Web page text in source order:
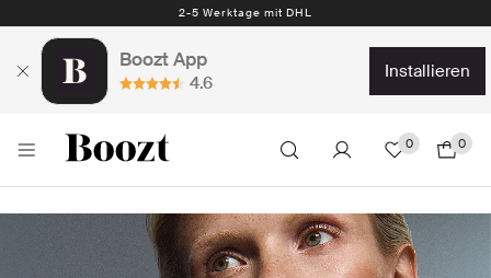
2-5 Werktage mit DHL
Boozt App
4.6
installieren
0 0